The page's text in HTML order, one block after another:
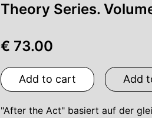
Theory Series.
€ 73.00
Add to cart Add
"After the Act" basiert auf der